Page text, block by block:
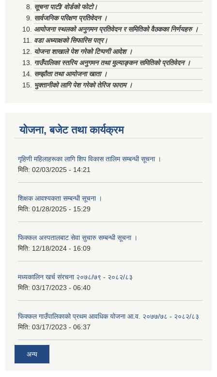
सूचना पाटी/ वोर्डको फोटो।
सार्वजनिक परिक्षण प्रतिवेदन ।
आयोजना स्थलको अनुगमन प्रतिवेदन र समितिको वैठकका निर्णयहरु ।
वडा अध्याक्षको सिफारिस पत्र।
योजना शाखाले पेश गरेको टिप्पणी आदेश ।
गाउँपालिका स्तरिय अनुगमन तथा मुल्याङ्कन समितिको प्रतिवेदन ।
सम्झौता तथा आयोजना खाता ।
भुक्तानीको लागि पेश गरेको तेरिज फाराम ।
योजना, बजेट तथा कार्यक्रम
गृहिणी महिलाहरूका लागि शिप विकास तालिम सम्बन्धी सूचना ‌।
मिति: 02/03/2025 - 14:21
शिक्षक आवश्यकता सम्बन्धी सूचना ।
मिति: 01/28/2025 - 15:29
फिक्कल अस्पतालबाट सेवा सुचारु सम्बन्धी सूचना ।
मिति: 12/18/2024 - 16:09
मध्यकालिन खर्च संरचना २०७८/७९ - २०८२/८३
मिति: 03/17/2023 - 06:40
फिक्कल गाउँपालिकाको प्रथम आवधिक योजना आ.व. २०७७/७८ - २०८२/८३
मिति: 03/17/2023 - 06:37
अन्य